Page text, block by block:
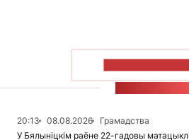
20:13 08.08.2026
Грамадства
У Бялыніцкім раёне 22-гадовы